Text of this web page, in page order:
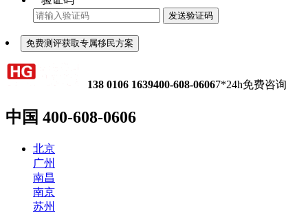
发送验证码
免费测评获取专属移民方案
138 0106 1639400-608-06067*24h免费咨询
中国 400-608-0606
北京
广州
南昌
南京
苏州